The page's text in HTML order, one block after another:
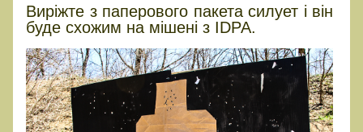
Виріжте з паперового пакета силует і він
буде схожим на мішені з IDPA.